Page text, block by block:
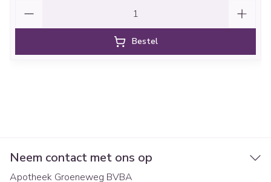
Bestel
Neem contact met ons op
Apotheek Groeneweg BVBA